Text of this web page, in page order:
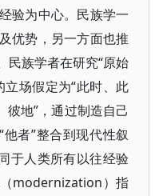
验为中心。民族学一
优势，另一方面也推
民族学者在研究“原始
场假定为“此时、此
彼地”，通过制造自己
者”整合到现代性叙
于人类所有以往经验
modernization）指